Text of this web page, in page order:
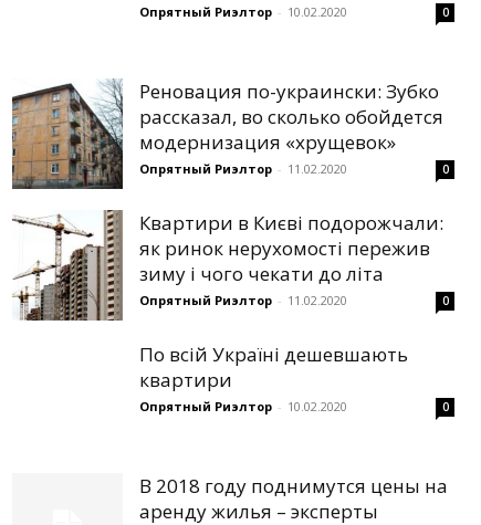
Опрятный Риэлтор - 10.02.2020 0
Реновация по-украински: Зубко
рассказал, во сколько обойдется
модернизация «хрущевок»
Опрятный Риэлтор - 11.02.2020 0
Квартири в Києві подорожчали:
як ринок нерухомості пережив
зиму і чого чекати до літа
Опрятный Риэлтор - 11.02.2020 0
По всій Україні дешевшають
квартири
Опрятный Риэлтор - 10.02.2020 0
В 2018 году поднимутся цены на
аренду жилья – эксперты